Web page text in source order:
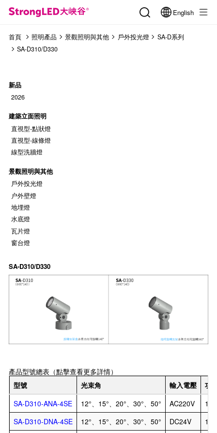
English
首頁 照明產品 景觀照明與其他 戶外投光燈
SA-D系列
SA-D310/D330
新品
2026
建築立面照明
直視型-點狀燈
直視型-線條燈
線型洗牆燈
景觀照明與其他
戶外投光燈
户外壁燈
地埋燈
水底燈
瓦片燈
窗台燈
SA-D310/D330
產品型號總表（點擊查看更多詳情）
型號
光束角 輸入電壓
功
SA-D310-ANA-4SE
12°、15°、20°、30°、50° AC220V
SA-D310-DNA-4SE
12°、15°、20°、30°、50° DC24V